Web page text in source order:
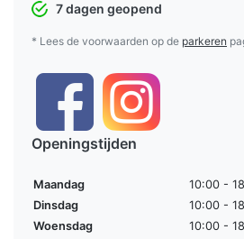
7 dagen geopend
* Lees de voorwaarden op de parkeren
Openingstijden
Maandag
10:00 -
Dinsdag
10:00 -
Woensdag
10:00 -